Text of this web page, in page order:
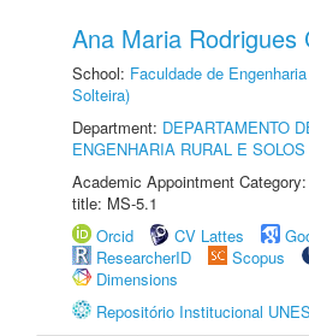
Ana Maria Rodrigues
School: Faculdade de
Solteira)
Department: DEPARTAMENTO
ENGENHARIA RURAL E SOLOS
Academic Appointment
title: MS-5.1
Orcid
CV Lattes
ResearcherID
Scopus
Dimensions
Repositório Institucional